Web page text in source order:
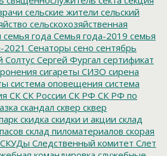
сельские жители сельский
сельскохозяйственная
семья года Семья года-2019 семья
2021 Сенаторы сено сентябрь
СолтусСергей Фургал сертификат
сигареты СИЗО сирена
система оповещения система
СК СК России СК РФ СК РФ по
скандал сквер сквер
скидка скидки и акции склад
склад пиломатериалов скорая
СКУДы Следственный комитет Слет